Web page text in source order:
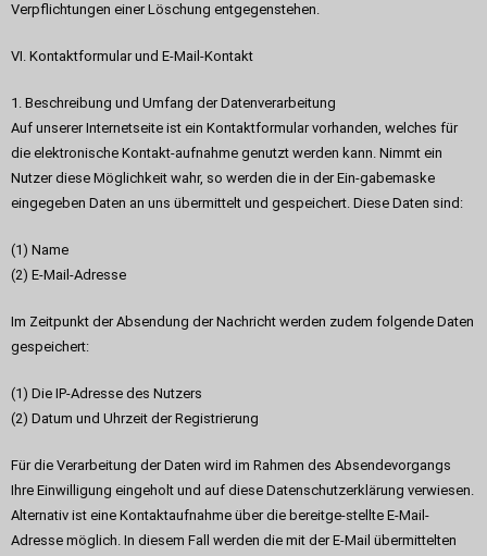
Verpflichtungen einer Löschung entgegenstehen.
VI. Kontaktformular und E-Mail-Kontakt
1. Beschreibung und Umfang der Datenverarbeitung
Auf unserer Internetseite ist ein Kontaktformular vorhanden, welches für
die elektronische Kontakt-aufnahme genutzt werden kann. Nimmt ein
Nutzer diese Möglichkeit wahr, so werden die in der Ein-gabemaske
eingegeben Daten an uns übermittelt und gespeichert. Diese Daten sind:
(1) Name
(2) E-Mail-Adresse
Im Zeitpunkt der Absendung der Nachricht werden zudem folgende Daten
gespeichert:
(1) Die IP-Adresse des Nutzers
(2) Datum und Uhrzeit der Registrierung
Für die Verarbeitung der Daten wird im Rahmen des Absendevorgangs
Ihre Einwilligung eingeholt und auf diese Datenschutzerklärung verwiesen.
Alternativ ist eine Kontaktaufnahme über die bereitge-stellte E-Mail-
Adresse möglich. In diesem Fall werden die mit der E-Mail übermittelten